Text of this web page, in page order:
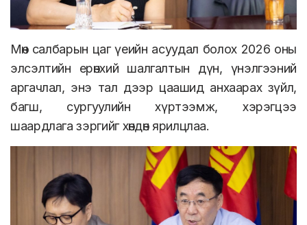
Мөн салбарын цаг үеийн асуудал болох 2026 оны
элсэлтийн ерөнхий шалгалтын дүн, үнэлгээний
аргачлал, энэ тал дээр цаашид анхаарах зүйл,
багш, сургуулийн хүртээмж, хэрэгцээ
шаардлага зэргийг хөндөн ярилцлаа.